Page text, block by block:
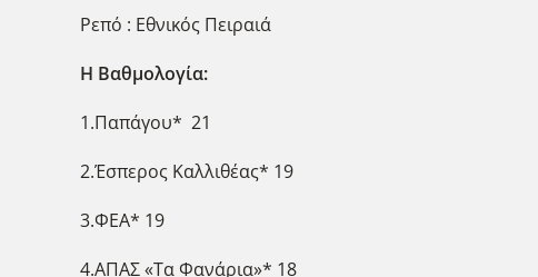
Ρεπό : Εθνικός Πειραιά
Η Βαθμολογία:
1.Παπάγου* 21
2.Έσπερος Καλλιθέας* 19
3.ΦΕΑ* 19
4.ΑΠΑΣ «Τα Φανάρια»* 18